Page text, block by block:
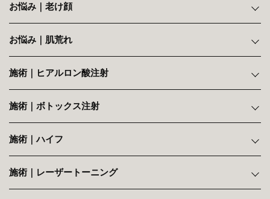
お悩み｜老け顔
お悩み｜肌荒れ
施術｜ヒアルロン酸注射
施術｜ボトックス注射
施術｜ハイフ
施術｜レーザートーニング